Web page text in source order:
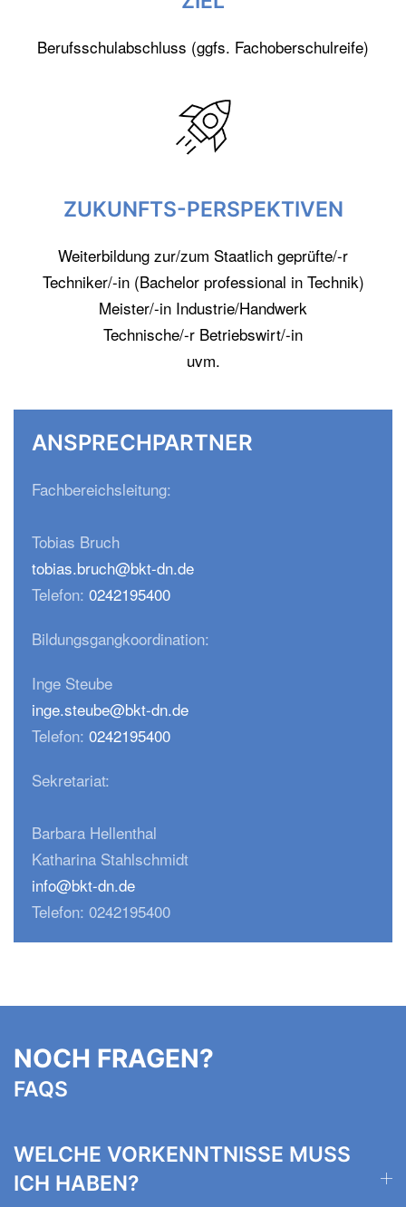
Berufsschulabschluss (ggfs. Fachoberschulreife)
ZUKUNFTS-PERSPEKTIVEN
Weiterbildung zur/zum Staatlich geprüfte/-r
Techniker/-in (Bachelor professional in Technik)
Meister/-in Industrie/Handwerk
Technische/-r Betriebswirt/-in
uvm.
ANSPRECHPARTNER
Fachbereichsleitung:
Tobias Bruch
tobias.bruch@bkt-dn.de
Telefon: 0242195400
Bildungsgangkoordination:
Inge Steube
inge.steube@bkt-dn.de
Telefon: 0242195400
Sekretariat:
Barbara Hellenthal
Katharina Stahlschmidt
info@bkt-dn.de
Telefon: 0242195400
NOCH FRAGEN?
FAQS
WELCHE VORKENNTNISSE MUSS
ICH HABEN?